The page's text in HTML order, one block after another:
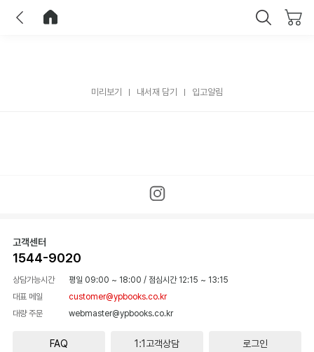
미리보기 내서재 담기 입고알림
고객센터
1544-9020
상담가능시간 평일 09:00 ~ 18:00 / 점심시간 12:15 ~ 13:15
대표 메일
customer@ypbooks.co.kr
대량 주문
webmaster@ypbooks.co.kr
FAQ 1:1고객상담 로그인